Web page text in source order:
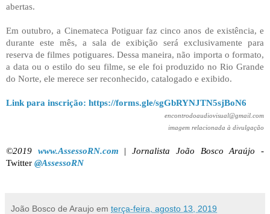
abertas.
Em outubro, a Cinemateca Potiguar faz cinco anos de existência, e
durante este mês, a sala de exibição será exclusivamente para
reserva de filmes potiguares. Dessa maneira, não importa o formato,
a data ou o estilo do seu filme, se ele foi produzido no Rio Grande
do Norte, ele merece ser reconhecido, catalogado e exibido.
Link para inscrição: https://forms.gle/sgGbRYNJTN5sjBoN6
encontrodoaudiovisual@gmail.com
imagem relacionada à divulgação
©2019 www.AssessoRN.com | Jornalista João Bosco Araújo -
Twitter @AssessoRN
João Bosco de Araujo em terça-feira, agosto 13, 2019